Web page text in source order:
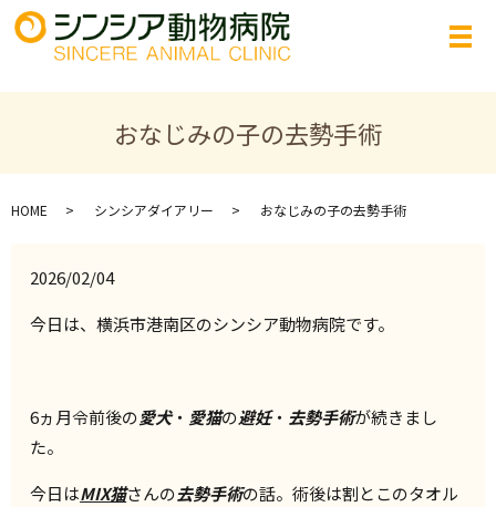
おなじみの子の去勢手術
HOME シンシアダイアリー おなじみの子の去勢手術
2026/02/04
今日は、横浜市港南区のシンシア動物病院です。
6ヵ月令前後の愛犬・ 愛猫の避妊・ 去勢手術が続きまし
た。
今日はMIX猫さんの去勢手術の話。術後は割とこのタオル